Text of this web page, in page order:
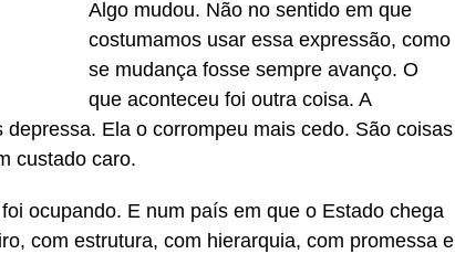
Algo mudou. Não no sentido em que
costumamos usar essa expressão, como
se mudança fosse sempre avanço. O
que aconteceu foi outra coisa. A
Ela o corrompeu mais cedo. São coisas
custado caro.
ocupando. E num país em que o Estado chega
com estrutura, com hierarquia, com promessa e